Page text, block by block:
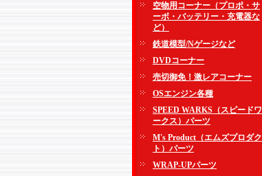
空物用コーナー（プロポ・サ
ーボ・バッテリー・充電器な
ど）
鉄道模型/Nゲージなど
DVDコーナー
売切御免！激レアコーナー
OSエンジン各種
SPEED WARKS（スピードワ
ークス）パーツ
M's Product（エムズプロダク
ト）パーツ
WRAP-UPパーツ